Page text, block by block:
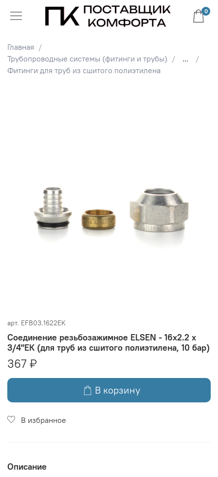
0
Главная
Трубопроводные системы (фитинги и трубы)
...
Фитинги для труб из сшитого полиэтилена
арт. EFB03.1622EK
Соединение резьбозажимное ELSEN - 16x2.2 x
3/4"ЕК (для труб из сшитого полиэтилена, 10 бар)
367 ₽
В корзину
В избранное
Описание